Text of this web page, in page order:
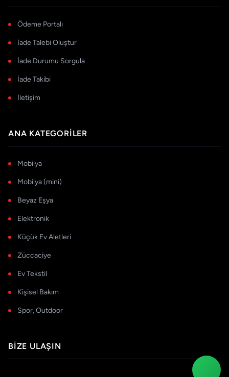
Ödeme Portalı
İade Talebi Oluştur
İade Durumu Sorgula
İade Takibi
İletişim
ANA KATEGORILER
Mobilya
Mobilya (mini)
Beyaz Eşya
Elektronik
Küçük Ev Aletleri
Züccaciye
Ev Tekstil
Kişisel Bakım
Spor, Outdoor
BIZE ULAŞIN